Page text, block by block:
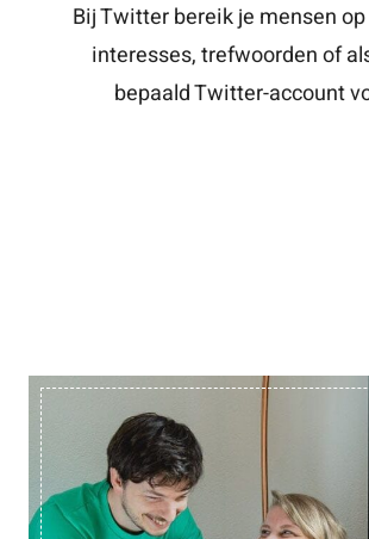
Bij Twitter bereik je mensen
interesses, trefwoorden of
bepaald Twitter-account